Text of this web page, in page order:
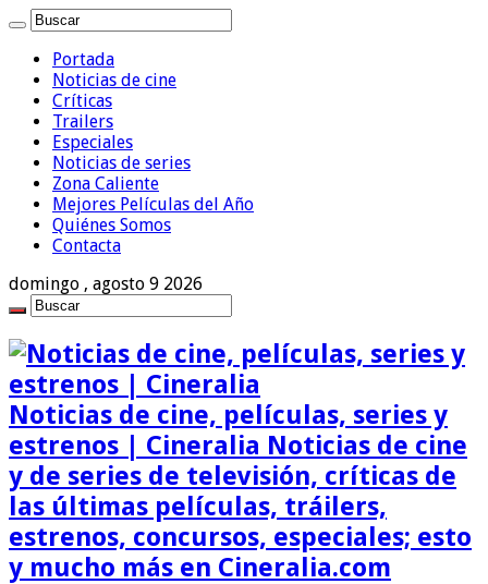
Portada
Noticias de cine
Críticas
Trailers
Especiales
Noticias de series
Zona Caliente
Mejores Películas del Año
Quiénes Somos
Contacta
domingo , agosto 9 2026
Noticias de cine, películas, series y
estrenos | Cineralia Noticias de cine
y de series de televisión, críticas de
las últimas películas, tráilers,
estrenos, concursos, especiales; esto
y mucho más en Cineralia.com